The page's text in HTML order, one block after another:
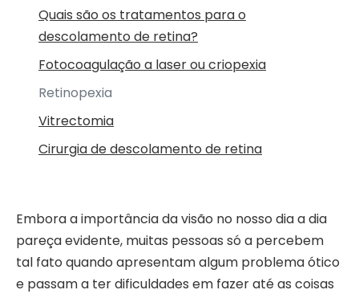
Quais são os tratamentos para o
descolamento de retina?
Fotocoagulação a laser ou criopexia
Retinopexia
Vitrectomia
Cirurgia de descolamento de retina
Embora a importância da visão no nosso dia a dia
pareça evidente, muitas pessoas só a percebem
tal fato quando apresentam algum problema ótico
e passam a ter dificuldades em fazer até as coisas